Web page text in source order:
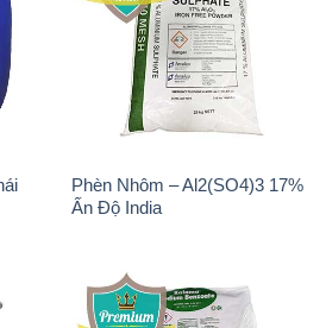
Phèn Nhôm – Al2(SO4)3 17%
Ấn Độ India